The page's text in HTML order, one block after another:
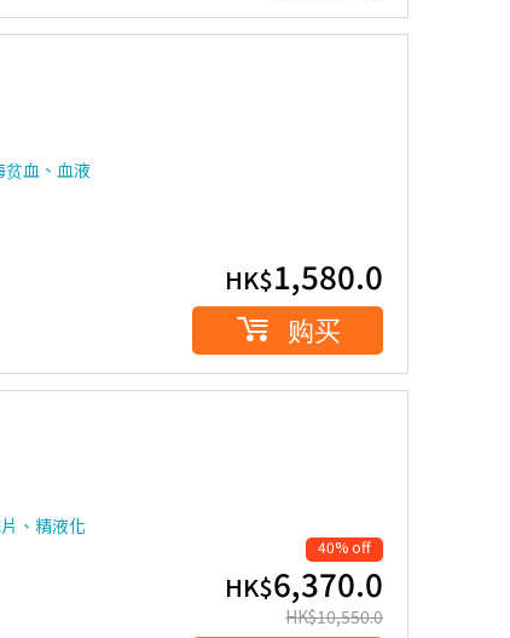
贫血、血液
HK$1,580.0
购买
、精液化
40% off
HK$6,370.0
HK$10,550.0